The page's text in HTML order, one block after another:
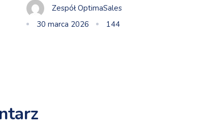
Zespół OptimaSales
30 marca 2026
144